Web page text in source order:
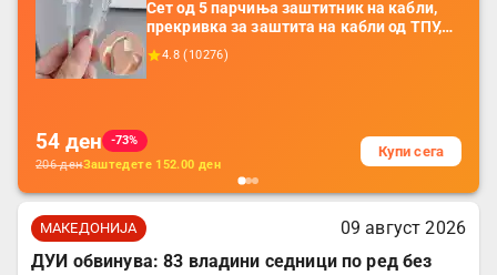
Сет од 5 парчиња заштитник на кабли,
прекривка за заштита на кабли од ТПУ,
додатоци за заштита на кабли, без
батерија, за мобилни телефони, комплет
4.8 (10276)
54 ден
-73%
206денЗаштедете 152.00 ден
Купи сега
МАКЕДОНИЈА
09 август 2026
ДУИ обвинува: 83 владини седници по ред без